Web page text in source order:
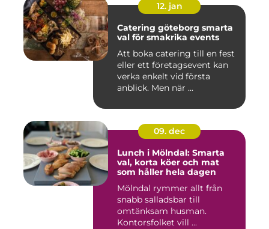
12. jan
Catering göteborg smarta
val för smakrika events
Att boka catering till en fest
eller ett företagsevent kan
verka enkelt vid första
anblick. Men när ...
09. dec
Lunch i Mölndal: Smarta
val, korta köer och mat
som håller hela dagen
Mölndal rymmer allt från
snabb salladsbar till
omtänksam husman.
Kontorsfolket vill ...